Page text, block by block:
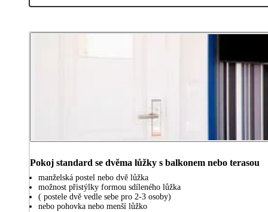
Pokoj standard se dvěma lůžky s balkonem nebo terasou
manželská postel nebo dvě lůžka
možnost přistýlky formou sdíleného lůžka
( postele dvě vedle sebe pro 2-3 osoby)
nebo pohovka nebo menší lůžko